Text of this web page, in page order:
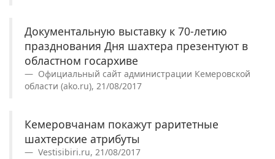
Документальную выставку к 70-летию
празднования Дня шахтера презентуют в
областном госархиве
Официальный сайт администрации Кемеровской
области (ako.ru), 21/08/2017
Кемеровчанам покажут раритетные
шахтерские атрибуты
Vestisibiri.ru, 21/08/2017